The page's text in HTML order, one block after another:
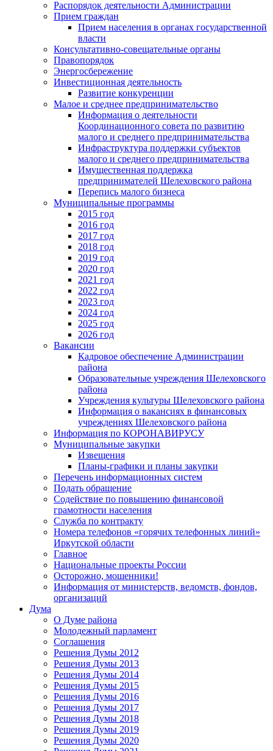
Распорядок деятельности Администрации
Прием граждан
Прием населения в органах государственной
власти
Консультативно-совещательные органы
Правопорядок
Энергосбережение
Инвестиционная деятельность
Развитие конкуренции
Малое и среднее предпринимательство
Информация о деятельности
Координационного совета по развитию
малого и среднего предпринимательства
Инфраструктура поддержки субъектов
малого и среднего предпринимательства
Имущественная поддержка
предпринимателей Шелеховского района
Перепись малого бизнеса
Муниципальные программы
2015 год
2016 год
2017 год
2018 год
2019 год
2020 год
2021 год
2022 год
2023 год
2024 год
2025 год
2026 год
Вакансии
Кадровое обеспечение Администрации
района
Образовательные учреждения Шелеховского
района
Учреждения культуры Шелеховского района
Информация о вакансиях в финансовых
учреждениях Шелеховского района
Информация по КОРОНАВИРУСУ
Муниципальные закупки
Извещения
Планы-графики и планы закупки
Перечень информационных систем
Подать обращение
Содействие по повышению финансовой
грамотности населения
Служба по контракту
Номера телефонов «горячих телефонных линий»
Иркутской области
Главное
Национальные проекты России
Осторожно, мошенники!
Информация от министерств, ведомств, фондов,
организаций
Дума
О Думе района
Молодежный парламент
Соглашения
Решения Думы 2012
Решения Думы 2013
Решения Думы 2014
Решения Думы 2015
Решения Думы 2016
Решения Думы 2017
Решения Думы 2018
Решения Думы 2019
Решения Думы 2020